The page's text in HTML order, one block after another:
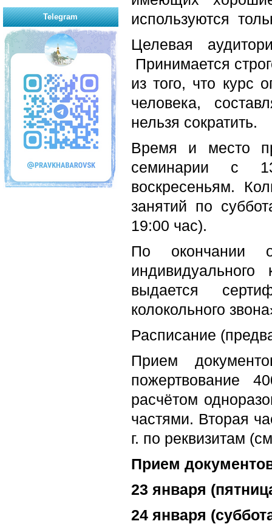
используются
Целевая
Принимается
из того, что курс
человека,
нельзя сократить.
Время и место
семинарии с
воскресеньям.
занятий по
19:00 час).
По окончании
индивидуального
выдается
колокольного
Расписание
Прием
пожертвование
расчётом
частями. Вторая
г. по реквизитам
Прием
23 января
24 января
Telegram